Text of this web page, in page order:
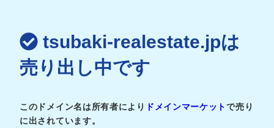
tsubaki-realestate.jpは
売り出し中です
このドメイン名は所有者により ドメインマーケットで売り
に出されています。